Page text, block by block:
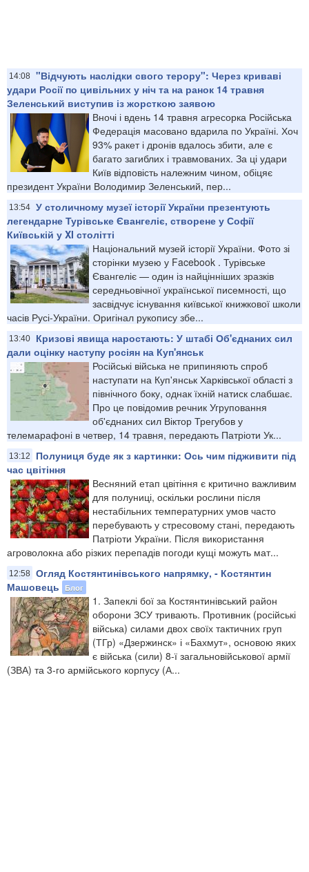
14:08 "Відчують наслідки свого терору": Через криваві
удари Росії по цивільних у ніч та на ранок 14 травня
Зеленський виступив із жорсткою заявою
Вночі і вдень 14 травня агресорка Російська
Федерація масовано вдарила по Україні. Хоч
93% ракет і дронів вдалось збити, але є
багато загиблих і травмованих. За ці удари
Київ відповість належним чином, обіцяє
президент України Володимир Зеленський, пер...
13:54 У столичному музеї історії України презентують
легендарне Турівське Євангеліє, створене у Софії
Київській у XI столітті
Національний музей історії України. Фото зі
сторінки музею у Facebook . Турівське
Євангеліє — один із найцінніших зразків
середньовічної української писемності, що
засвідчує існування київської книжкової школи
часів Русі-України. Оригінал рукопису збе...
13:40
Кризові явища наростають: У штабі Об'єднаних сил
дали оцінку наступу росіян на Куп'янськ
Російські війська не припиняють спроб
наступати на Куп'янськ Харківської області з
північного боку, однак їхній натиск слабшає.
Про це повідомив речник Угруповання
об'єднаних сил Віктор Трегубов у
телемарафоні в четвер, 14 травня, передають Патріоти Ук...
13:12
Полуниця буде як з картинки: Ось чим підживити під
час цвітіння
Весняний етап цвітіння є критично важливим
для полуниці, оскільки рослини після
нестабільних температурних умов часто
перебувають у стресовому стані, передають
Патріоти України. Після використання
агроволокна або різких перепадів погоди кущі можуть мат...
12:58 Огляд Костянтинівського напрямку, - Костянтин
Машовець
Блог
1. Запеклі бої за Костянтинівський район
оборони ЗСУ тривають. Противник (російські
війська) силами двох своїх тактичних груп
(ТГр) «Дзержинск» і «Бахмут», основою яких
є війська (сили) 8-ї загальновійськової армії
(ЗВА) та 3-го армійського корпусу (А...